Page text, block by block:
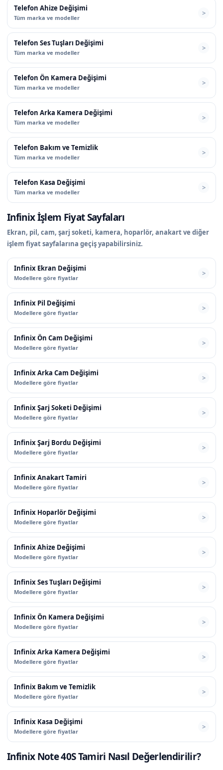
Telefon Ahize Değişimi
Tüm marka ve modeller
Telefon Ses Tuşları Değişimi
Tüm marka ve modeller
Telefon Ön Kamera Değişimi
Tüm marka ve modeller
Telefon Arka Kamera Değişimi
Tüm marka ve modeller
Telefon Bakım ve Temizlik
Tüm marka ve modeller
Telefon Kasa Değişimi
Tüm marka ve modeller
Infinix İşlem Fiyat Sayfaları
Ekran, pil, cam, şarj soketi, kamera, hoparlör, anakart ve diğer
işlem fiyat sayfalarına geçiş yapabilirsiniz.
Infinix Ekran Değişimi
Modellere göre fiyatlar
Infinix Pil Değişimi
Modellere göre fiyatlar
Infinix Ön Cam Değişimi
Modellere göre fiyatlar
Infinix Arka Cam Değişimi
Modellere göre fiyatlar
Infinix Şarj Soketi Değişimi
Modellere göre fiyatlar
Infinix Şarj Bordu Değişimi
Modellere göre fiyatlar
Infinix Anakart Tamiri
Modellere göre fiyatlar
Infinix Hoparlör Değişimi
Modellere göre fiyatlar
Infinix Ahize Değişimi
Modellere göre fiyatlar
Infinix Ses Tuşları Değişimi
Modellere göre fiyatlar
Infinix Ön Kamera Değişimi
Modellere göre fiyatlar
Infinix Arka Kamera Değişimi
Modellere göre fiyatlar
Infinix Bakım ve Temizlik
Modellere göre fiyatlar
Infinix Kasa Değişimi
Modellere göre fiyatlar
Infinix Note 40S Tamiri Nasıl Değerlendirilir?